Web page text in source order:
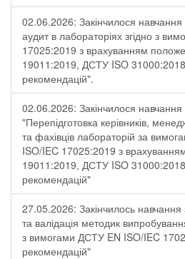
02.06.2026: Закінчилося навчання
аудит в лабораторіях згідно з
17025:2019 з врахуванням
19011:2019, ДСТУ ISO
рекомендацій".
02.06.2026: Закінчилося навчання
"Перепідготовка керівників,
та фахівців лабораторій за
ISO/IEC 17025:2019 з
19011:2019, ДСТУ ISO
рекомендацій"
27.05.2026: Закінчилось
та валідація методик
з вимогами ДСТУ EN ISO/IEC
рекомендацій"